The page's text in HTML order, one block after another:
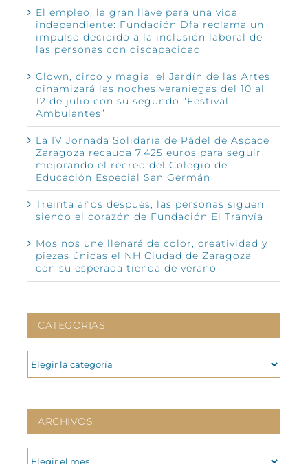
El empleo, la gran llave para una vida
independiente: Fundación Dfa reclama un
impulso decidido a la inclusión laboral de
las personas con discapacidad
Clown, circo y magia: el Jardín de las Artes
dinamizará las noches veraniegas del 10 al
12 de julio con su segundo “Festival
Ambulantes”
La IV Jornada Solidaria de Pádel de Aspace
Zaragoza recauda 7.425 euros para seguir
mejorando el recreo del Colegio de
Educación Especial San Germán
Treinta años después, las personas siguen
siendo el corazón de Fundación El Tranvía
Mos nos une llenará de color, creatividad y
piezas únicas el NH Ciudad de Zaragoza
con su esperada tienda de verano
CATEGORIAS
CATEGORIAS
ARCHIVOS
ARCHIVOS